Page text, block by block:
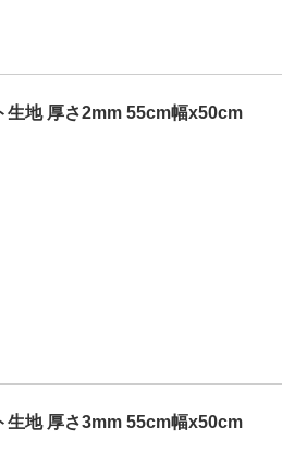
生地 厚さ2mm 55cm幅x50cm
生地 厚さ3mm 55cm幅x50cm